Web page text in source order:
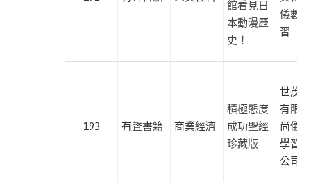
館看見日
本動漫歷
史！
儀數
習
193 有聲書籍 商業經濟
積極態度
成功聖經
珍藏版
世茂
有限
尚儀
學習
公司